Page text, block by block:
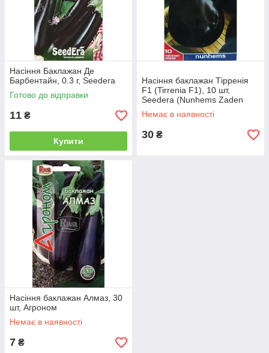
Насіння Баклажан Де
Барбентайн, 0.3 г, Seedera
Готово до відправки
11 ₴
Купити
Насіння баклажан Тірренія
F1 (Tirrenia F1), 10 шт,
Seedera (Nunhems Zaden
Голландія)
Немає в наявності
30 ₴
Насіння баклажан Алмаз, 30
шт, Агроном
Немає в наявності
7 ₴